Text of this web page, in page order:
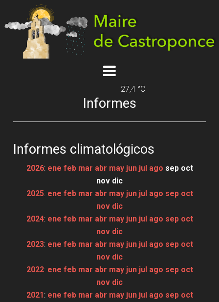
27,4 °C
Informes
Informes climatológicos
2026: ene feb mar abr may jun jul ago sep oct
nov dic
2025: ene feb mar abr may jun jul ago sep oct
nov dic
2024: ene feb mar abr may jun jul ago sep oct
nov dic
2023: ene feb mar abr may jun jul ago sep oct
nov dic
2022: ene feb mar abr may jun jul ago sep oct
nov dic
2021: ene feb mar abr may jun jul ago sep oct